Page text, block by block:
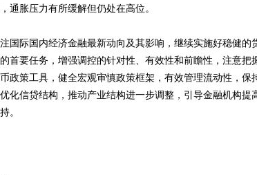
通胀压力有所缓解但仍处在高位。
际国内经济金融最新动向及其影响，继续实施好稳健的
首要任务，增强调控的针对性、有效性和前瞻性，注意把
政策工具，健全宏观审慎政策框架，有效管理流动性，保
化信贷结构，推动产业结构进一步调整，引导金融机构提
。